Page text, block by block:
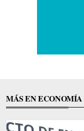
MÁS EN ECONOMÍA